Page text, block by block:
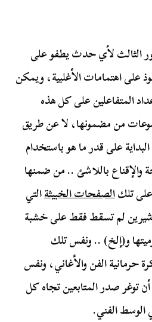
الثالث لأي حدث يطفو على
على اهتمامات الأغلبية، ويمكن
المتفاعلين على كل هذه
من مضمونها، لا عن طريق
على قدر ما هو باستخدام
والإقناع باللاشئ .. من ضمنها
على تلكالصفحات الخبيثةالتي
لم تسقط فقط على خشبة
و(إلخ) .. ونفس تلك
الفن والأغاني، ونفس
صدر المتابعين تجاه كل
الفني.